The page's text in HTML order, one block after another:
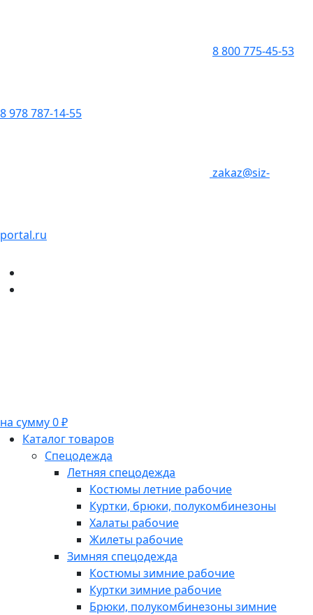
8 800 775-45-53
8 978 787-14-55
zakaz@siz-
portal.ru
на сумму 0 ₽
Каталог товаров
Спецодежда
Летняя спецодежда
Костюмы летние рабочие
Куртки, брюки, полукомбинезоны
Халаты рабочие
Жилеты рабочие
Зимняя спецодежда
Костюмы зимние рабочие
Куртки зимние рабочие
Брюки, полукомбинезоны зимние